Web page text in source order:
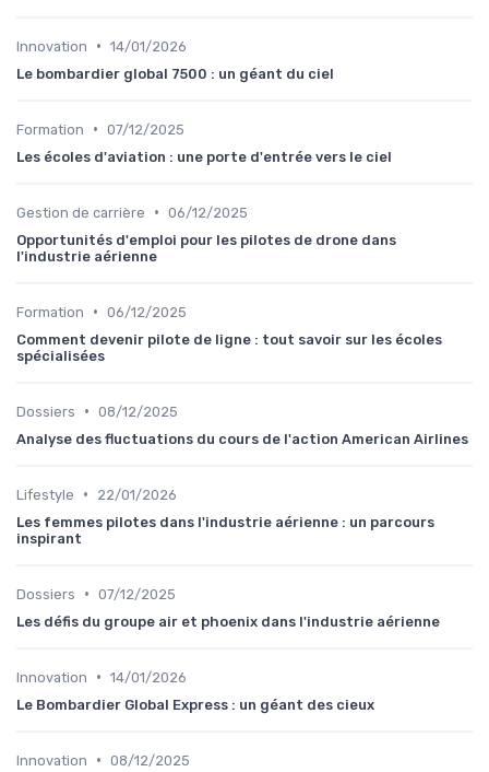
Innovation • 14/01/2026
Le bombardier global 7500 : un géant du ciel
Formation • 07/12/2025
Les écoles d'aviation : une porte d'entrée vers le ciel
Gestion de carrière • 06/12/2025
Opportunités d'emploi pour les pilotes de drone dans
l'industrie aérienne
Formation • 06/12/2025
Comment devenir pilote de ligne : tout savoir sur les écoles
spécialisées
Dossiers • 08/12/2025
Analyse des fluctuations du cours de l'action American Airlines
Lifestyle •
22/01/2026
Les femmes pilotes dans l'industrie aérienne : un parcours
inspirant
Dossiers • 07/12/2025
Les défis du groupe air et phoenix dans l'industrie aérienne
Innovation • 14/01/2026
Le Bombardier Global Express : un géant des cieux
Innovation • 08/12/2025